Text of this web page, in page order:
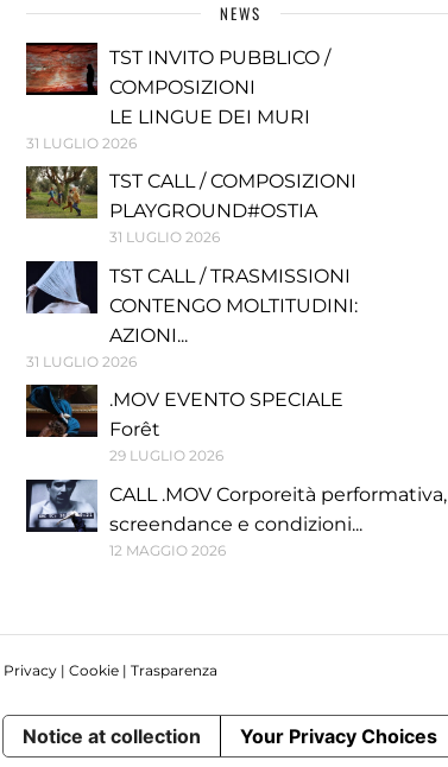
NEWS
TST INVITO PUBBLICO /
COMPOSIZIONI
LE LINGUE DEI MURI
31 LUGLIO 2026
TST CALL / COMPOSIZIONI
PLAYGROUND#OSTIA
31 LUGLIO 2026
TST CALL / TRASMISSIONI
CONTENGO MOLTITUDINI:
AZIONI...
31 LUGLIO 2026
.MOV EVENTO SPECIALE
Forêt
29 LUGLIO 2026
CALL .MOV Corporeità performativa,
screendance e condizioni...
12 MAGGIO 2026
Privacy | Cookie | Trasparenza
Notice at collection Your Privacy Choices